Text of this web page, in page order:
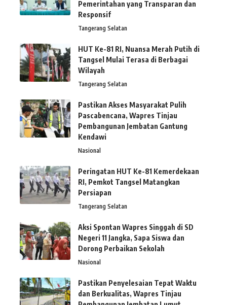
Pemerintahan yang Transparan dan
Responsif
Tangerang Selatan
HUT Ke-81 RI, Nuansa Merah Putih di
Tangsel Mulai Terasa di Berbagai
Wilayah
Tangerang Selatan
Pastikan Akses Masyarakat Pulih
Pascabencana, Wapres Tinjau
Pembangunan Jembatan Gantung
Kendawi
Nasional
Peringatan HUT Ke-81 Kemerdekaan
RI, Pemkot Tangsel Matangkan
Persiapan
Tangerang Selatan
Aksi Spontan Wapres Singgah di SD
Negeri 11 Jangka, Sapa Siswa dan
Dorong Perbaikan Sekolah
Nasional
Pastikan Penyelesaian Tepat Waktu
dan Berkualitas, Wapres Tinjau